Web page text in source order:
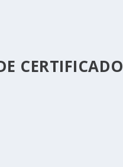
CERTIFICADO